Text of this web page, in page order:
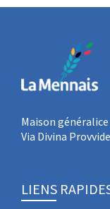
Maison
Via Divina
LIENS